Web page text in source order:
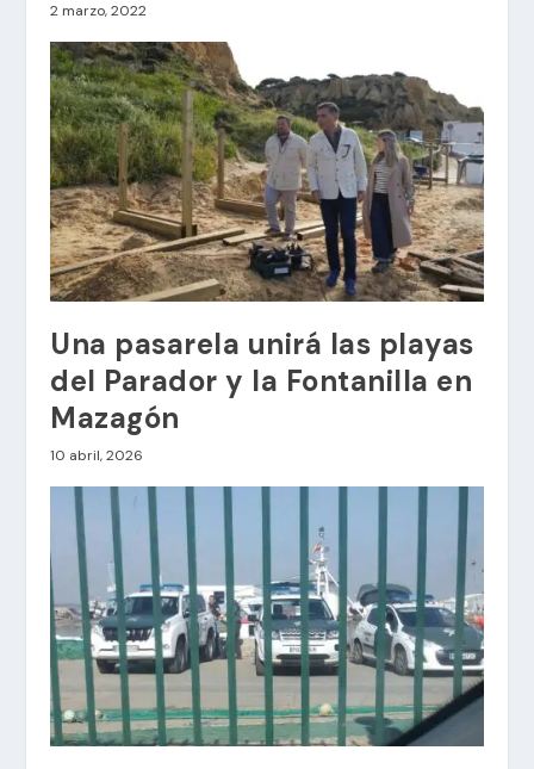
2 marzo, 2022
Una pasarela unirá las playas
del Parador y la Fontanilla en
Mazagón
10 abril, 2026